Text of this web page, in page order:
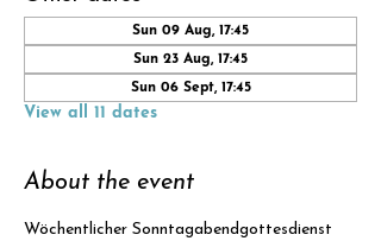
Sun 09 Aug, 17:45
Sun 23 Aug, 17:45
Sun 06 Sept, 17:45
View all 11 dates
About the event
Wöchentlicher Sonntagabendgottesdienst